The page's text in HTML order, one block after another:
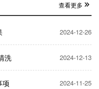
查看更多
2024-12-26
洗 2024-12-13
项 2024-11-25